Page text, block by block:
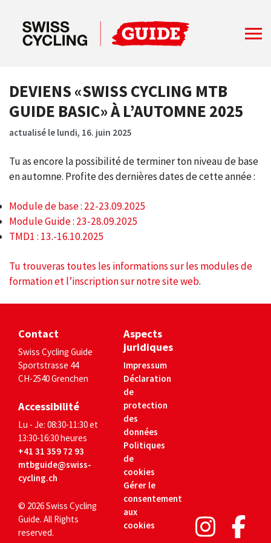
DEVIENS «SWISS CYCLING MTB
GUIDE BASIC» À L’AUTOMNE 2025
actualisé le lundi, 16. juin 2025
Tu as encore la possibilité de terminer ton niveau de base
en automne. Profite des dernières dates de cette année :
Module de base : 22-23.09.2025
Module Guide : 23-28.09.2025
TMD1 : 13.-16.10.2025
Tu trouveras toutes les informations sur les modules de
formation et l’inscription sur notre site web.
Contact
Swiss Cycling Guide
Sportstrasse 44
CH-2540 Grenchen
Accessibilité
Lu - Je: 08:30-11:30 et
13:30-16:30 heures
+41 31 359 72 93
mtbguide@swiss-
cycling.ch
© 2026 Swiss Cycling
Guide. All Rights
reserved.
Aspects
juridiques
Impressum
Déclaration
de
protection
des
données
Politiques
de
cookies
Gérer le
consentement
aux
cookies